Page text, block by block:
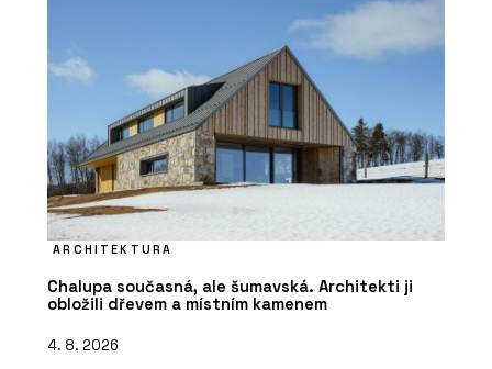
ARCHITEKTURA
Chalupa současná, ale šumavská. Architekti ji
obložili dřevem a místním kamenem
4. 8. 2026